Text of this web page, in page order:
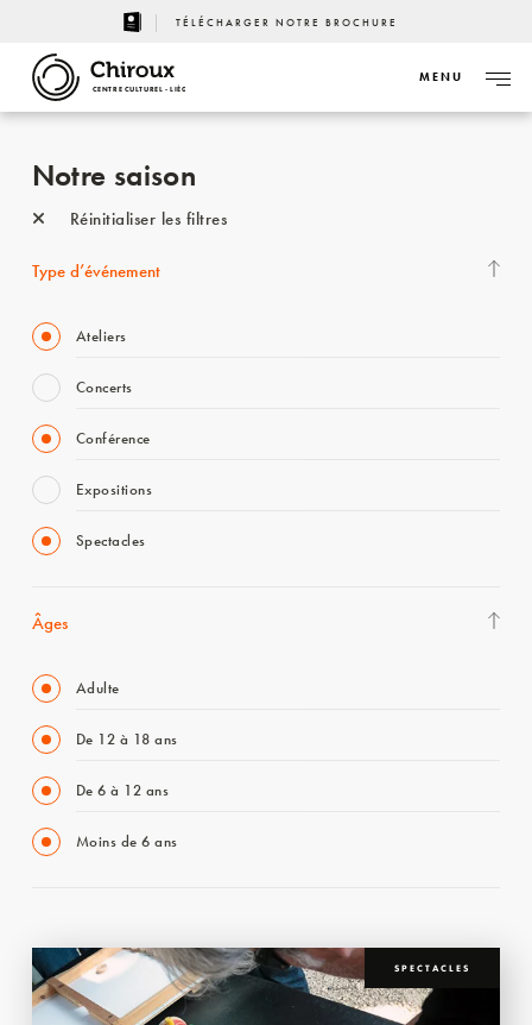
TÉLÉCHARGER NOTRE BROCHURE
CENTRE CULTUREL - LIÈGE
MENU
Notre saison
Réinitialiser les filtres
Type d’événement
Ateliers
Concerts
Conférence
Expositions
Spectacles
Âges
Adulte
De 12 à 18 ans
De 6 à 12 ans
Moins de 6 ans
SPECTACLES